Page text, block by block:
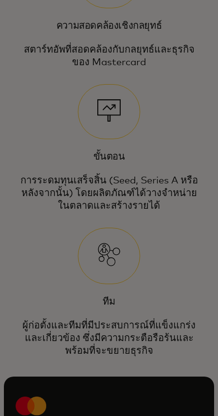
ความสอดคล้องเชิงกลยุทธ์
สตาร์ทอัพที่สอดคล้องกับกลยุทธ์และธุรกิจ
ของ Mastercard
ขั้นตอน
การระดมทุนเสร็จสิ้น (Seed, Series A หรือ
หลังจากนั้น) โดยผลิตภัณฑ์ได้วางจำหน่าย
ในตลาดและสร้างรายได้
ทีม
ผู้ก่อตั้งและทีมที่มีประสบการณ์ที่แข็งแกร่ง
และเกี่ยวข้อง ซึ่งมีความกระตือรือร้นและ
พร้อมที่จะขยายธุรกิจ